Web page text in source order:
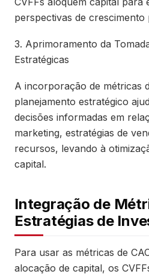
perspectivas de crescimento
3. Aprimoramento da
Estratégicas
A incorporação de métricas
planejamento estratégico
decisões informadas em
marketing, estratégias de
recursos, levando à
capital.
Integração de
Estratégias de
Para usar as métricas de
alocação de capital, os